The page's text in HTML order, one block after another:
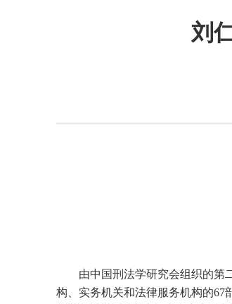
刘
由中国刑法学研究会组织的第
构、实务机关和法律服务机构的67